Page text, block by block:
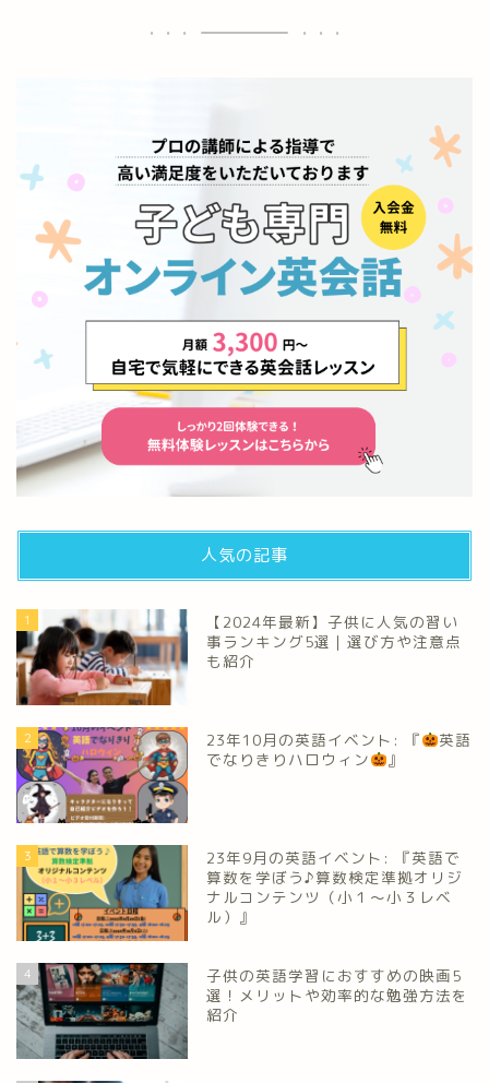
人気の記事
1
【2024年最新】子供に人気の習い
事ランキング5選｜選び方や注意点
も紹介
2 23年10月の英語イベント: 『
英語
でなりきりハロウィン
』
3
23年9月の英語イベント: 『英語で
算数を学ぼう♪算数検定準拠オリジ
ナルコンテンツ（小１～小３レベ
ル）』
4
子供の英語学習におすすめの映画5
選！メリットや効率的な勉強方法を
紹介